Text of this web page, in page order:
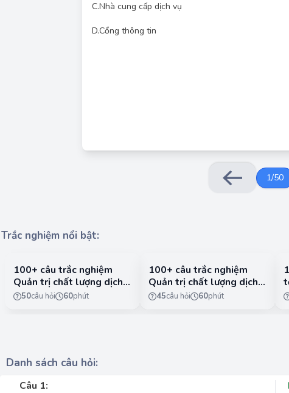
C.Nhà cung cấp dịch vụ
D.Cổng thông tin
Yahoo.com cung cấp nhiều dịch vụ khác nhau
kiếm. Điều này cho thấy Yahoo.com hoạt động
nguồn thông tin và dịch vụ khác nhau cho
1/50
Trắc nghiệm nổi bật:
100+ câu trắc nghiệm
Quản trị chất lượng dịch
vụ có lời giải chi tiết -
50câu hỏi 60phút
100+ câu trắc nghiệm
Quản trị chất lượng dịch
vụ có lời giải chi tiết -
45câu hỏi 60phút
Danh sách câu hỏi:
Câu 1: